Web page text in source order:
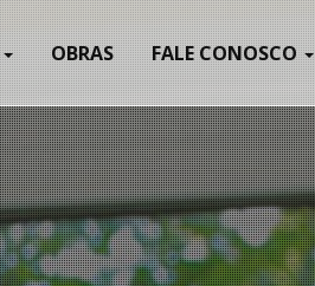
OBRAS FALE CONOSCO